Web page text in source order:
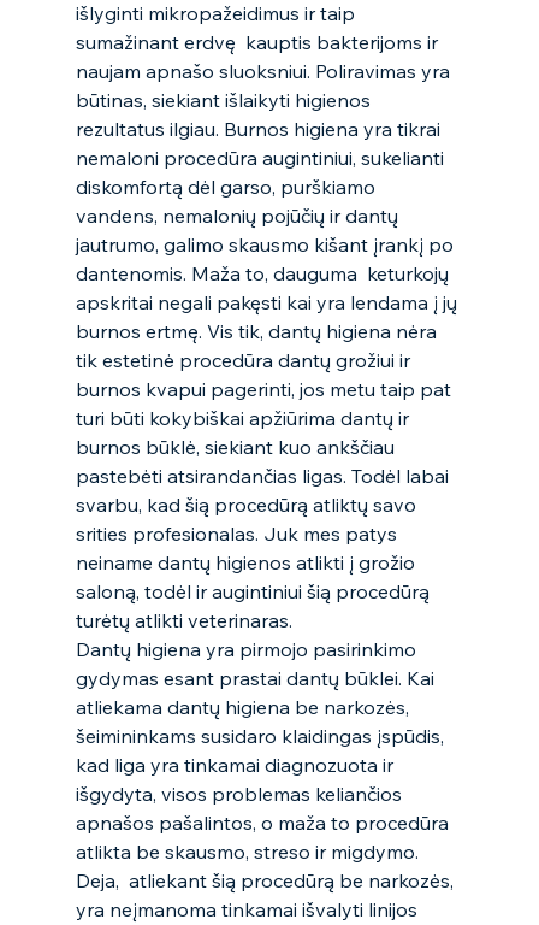
išlyginti mikropažeidimus ir taip
sumažinant erdvę  kauptis bakterijoms ir
naujam apnašo sluoksniui. Poliravimas yra
būtinas, siekiant išlaikyti higienos
rezultatus ilgiau. Burnos higiena yra tikrai
nemaloni procedūra augintiniui, sukelianti
diskomfortą dėl garso, purškiamo
vandens, nemalonių pojūčių ir dantų
jautrumo, galimo skausmo kišant įrankį po
dantenomis. Maža to, dauguma  keturkojų
apskritai negali pakęsti kai yra lendama į jų
burnos ertmę. Vis tik, dantų higiena nėra
tik estetinė procedūra dantų grožiui ir
burnos kvapui pagerinti, jos metu taip pat
turi būti kokybiškai apžiūrima dantų ir
burnos būklė, siekiant kuo ankščiau
pastebėti atsirandančias ligas. Todėl labai
svarbu, kad šią procedūrą atliktų savo
srities profesionalas. Juk mes patys
neiname dantų higienos atlikti į grožio
saloną, todėl ir augintiniui šią procedūrą
turėtų atlikti veterinaras.
Dantų higiena yra pirmojo pasirinkimo
gydymas esant prastai dantų būklei. Kai
atliekama dantų higiena be narkozės,
šeimininkams susidaro klaidingas įspūdis,
kad liga yra tinkamai diagnozuota ir
išgydyta, visos problemas keliančios
apnašos pašalintos, o maža to procedūra
atlikta be skausmo, streso ir migdymo.
Deja,  atliekant šią procedūrą be narkozės,
yra neįmanoma tinkamai išvalyti linijos